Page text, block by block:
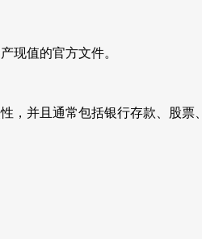
现值的官方文件。
，并且通常包括银行存款、股票